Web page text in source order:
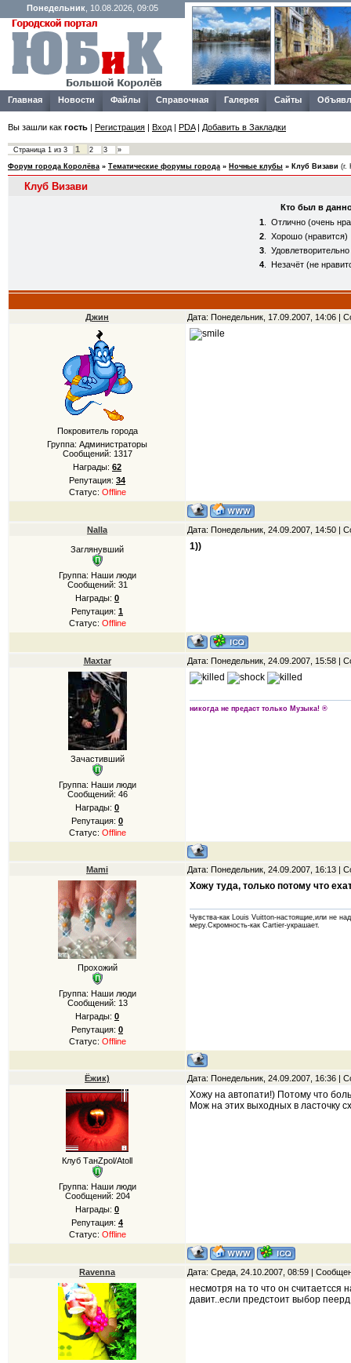
Понедельник , 10.08.2026, 09:05
Главная Новости Файлы Справочная Галерея Сайты
Вы зашли как гость | Регистрация | Вход | PDA| Добавить в Закладки
Страница 1 из 3 1 2 3 »
Форум города Королёва » Тематические форумы города » Ночные клубы » Клуб Визави (г.
Клуб Визави
Кто был в
1
Отлично (очень
2
Хорошо (нравится)
3
4
Незачёт (не
Джин Дата: Понедельник, 17.09.2007, 14:06 |
Покровитель города
Группа: Администраторы
Сообщений: 1317
Награды: 62
Репутация: 34
Статус: Offline
Nalla Дата: Понедельник, 24.09.2007, 14:50 |
Заглянувший
Группа: Наши люди
Сообщений: 31
Награды: 0
Репутация: 1
Статус: Offline
1))
Maxtar Дата: Понедельник, 24.09.2007, 15:58 |
Зачастивший
Группа: Наши люди
Сообщений: 46
Награды: 0
Репутация: 0
Статус: Offline
никогда не предаст только Музыка! ®
Mami Дата: Понедельник, 24.09.2007, 16:13 |
Прохожий
Группа: Наши люди
Сообщений: 13
Награды: 0
Репутация: 0
Статус: Offline
Хожу туда, только потому что
Чувства-как Louis Vuitton-настоящие,или не
меру.Скромность-как Cartier-украшает.
Ёжик) Дата: Понедельник, 24.09.2007, 16:36 |
Клуб ТанZpol/Atoll
Группа: Наши люди
Сообщений: 204
Награды: 0
Репутация: 4
Статус: Offline
Хожу на автопати!) Потому что
Мож на этих выходных в ласточку
Ravenna Дата: Среда, 24.10.2007, 08:59 |
несмотря на то что он
давит..если предстоит выбор